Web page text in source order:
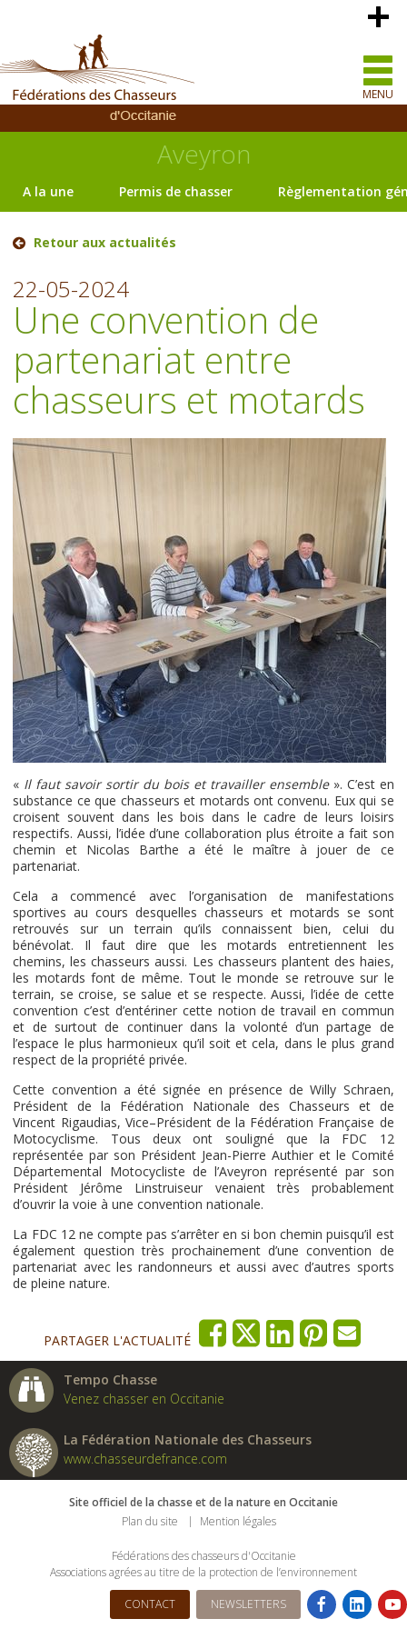
MENU
Aveyron
A la une Permis de chasser Règlementation
Retour aux actualités
22-05-2024
Une convention de
partenariat entre
chasseurs et motards
« Il faut savoir sortir du bois et travailler ensemble». C’est en
substance ce que chasseurs et motards ont convenu. Eux qui se
croisent souvent dans les bois dans le cadre de leurs loisirs
respectifs. Aussi, l’idée d’une collaboration plus étroite a fait son
chemin et Nicolas Barthe a été le maître à jouer de ce
partenariat.
Cela a commencé avec l’organisation de manifestations
sportives au cours desquelles chasseurs et motards se sont
retrouvés sur un terrain qu’ils connaissent bien, celui du
bénévolat. Il faut dire que les motards entretiennent les
chemins, les chasseurs aussi. Les chasseurs plantent des haies,
les motards font de même. Tout le monde se retrouve sur le
terrain, se croise, se salue et se respecte. Aussi, l’idée de cette
convention c’est d’entériner cette notion de travail en commun
et de surtout de continuer dans la volonté d’un partage de
l’espace le plus harmonieux qu’il soit et cela, dans le plus grand
respect de la propriété privée.
Cette convention a été signée en présence de Willy Schraen,
Président de la Fédération Nationale des Chasseurs et de
Vincent Rigaudias, Vice–Président de la Fédération Française de
Motocyclisme. Tous deux ont souligné que la FDC 12
représentée par son Président Jean-Pierre Authier et le Comité
Départemental Motocycliste de l’Aveyron représenté par son
Président Jérôme Linstruiseur venaient très probablement
d’ouvrir la voie à une convention nationale.
La FDC 12 ne compte pas s’arrêter en si bon chemin puisqu’il est
également question très prochainement d’une convention de
partenariat avec les randonneurs et aussi avec d’autres sports
de pleine nature.
PARTAGER L'ACTUALITÉ
Tempo Chasse
Venez chasser en Occitanie
La Fédération Nationale des Chasseurs
www.chasseurdefrance.com
Site officiel de la chasse et de la nature en Occitanie
Plan du site
Mention légales
Fédérations des chasseurs d'Occitanie
Associations agrées au titre de la protection de l’environnement
CONTACT NEWSLETTERS